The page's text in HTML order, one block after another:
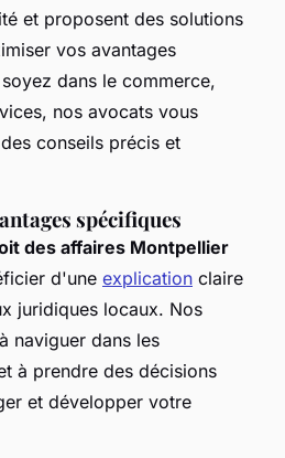
et proposent des solutions
vos avantages
dans le commerce,
nos avocats vous
conseils précis et
spécifiques
des affaires Montpellier
d'une explication claire
juridiques locaux. Nos
naviguer dans les
à prendre des décisions
et développer votre